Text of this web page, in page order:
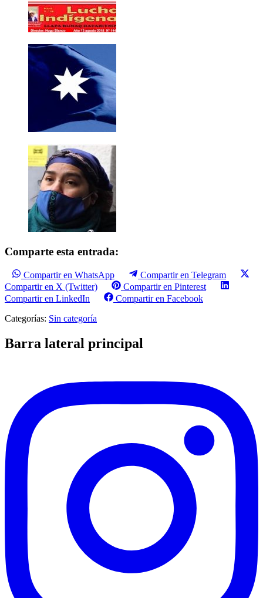
Comparte esta entrada:
Compartir en WhatsApp
Compartir en Telegram
Compartir en X (Twitter)
Compartir en Pinterest
Compartir en LinkedIn
Compartir en Facebook
Categorías: Sin categoría
Barra lateral principal